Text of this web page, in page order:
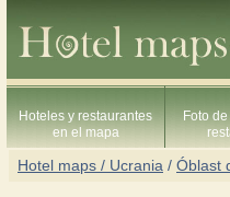
Hoteles y restaurantes
en el mapa
Foto
Hotel maps / Ucrania / Óblast